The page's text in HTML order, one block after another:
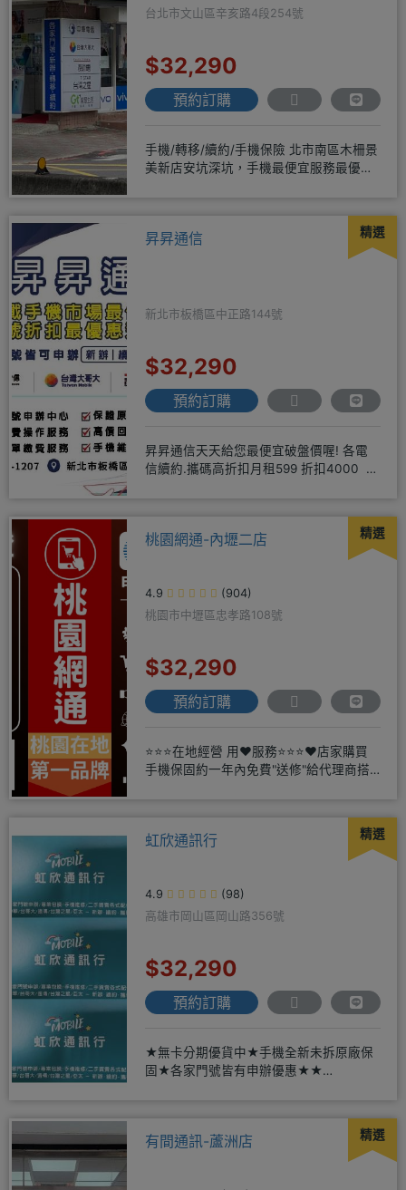
台北市文山區辛亥路4段254號
$32,290
預約訂購
手機/轉移/續約/手機保險 北市南區木柵景
美新店安坑深坑，手機最便宜服務最優
精選
昇昇通信
新北市板橋區中正路144號
$32,290
預約訂購
昇昇通信天天給您最便宜破盤價喔! 各電
信續約.攜碼高折扣月租599 折扣4000 月
精選
桃園網通-內壢二店
4.9
(904)
桃園市中壢區忠孝路108號
$32,290
預約訂購
⭐⭐⭐在地經營 用❤️服務⭐⭐⭐❤️店家購買
手機保固約一年內免費"送修"給代理商搭
精選
虹欣通訊行
4.9
(98)
高雄市岡山區岡山路356號
$32,290
預約訂購
★無卡分期優貨中★手機全新未拆原廠保
固★各家門號皆有申辦優惠★★
精選
有間通訊-蘆洲店